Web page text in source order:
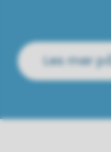
Les mer